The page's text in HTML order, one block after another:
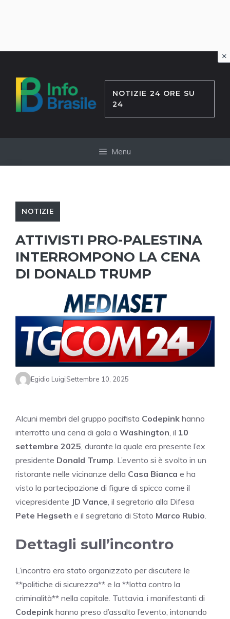
contenuto
NOTIZIE 24 ORE SU
24
Menu
NOTIZIE
ATTIVISTI PRO-PALESTINA
INTERROMPONO LA CENA
DI DONALD TRUMP
Egidio LuigiSettembre 10, 2025
Alcuni membri del gruppo pacifista Codepink hanno
interrotto una cena di gala a Washington , il 10
settembre 2025 , durante la quale era presente l’ex
presidente Donald Trump . L’evento si è svolto in un
ristorante nelle vicinanze della Casa Bianca e ha
visto la partecipazione di figure di spicco come il
vicepresidente JD Vance , il segretario alla Difesa
Pete Hegseth e il segretario di Stato Marco Rubio
Dettagli sull’incontro
L’incontro era stato organizzato per discutere le
**politiche di sicurezza** e la **lotta contro la
criminalità** nella capitale. Tuttavia, i manifestanti di
Codepink hanno preso d’assalto l’evento, intonando
×